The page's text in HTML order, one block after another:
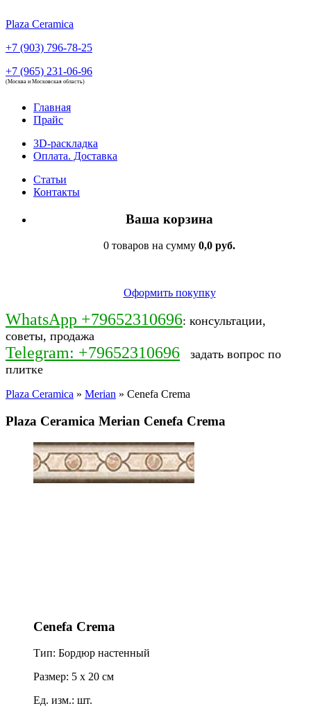
Plaza Ceramica
+7 (903) 796-78-25
+7 (965) 231-06-96
(Москва и Московская область)
Главная
Прайс
3D-раскладка
Оплата. Доставка
Статьи
Контакты
Ваша корзина
0 товаров на сумму 0,0 руб.
Оформить покупку
WhatsApp +79652310696: консультации,
советы, продажа
Telegram: +79652310696
задать вопрос по
плитке
Plaza Ceramica » Merian » Cenefa Crema
Plaza Ceramica Merian Cenefa Crema
Cenefa Crema
Тип: Бордюр настенный
Размер: 5 x 20 см
Ед. изм.: шт.